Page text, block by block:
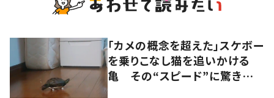
「カメの概念を超えた」スケボー
を乗りこなし猫を追いかける
亀 その“スピード”に驚きの